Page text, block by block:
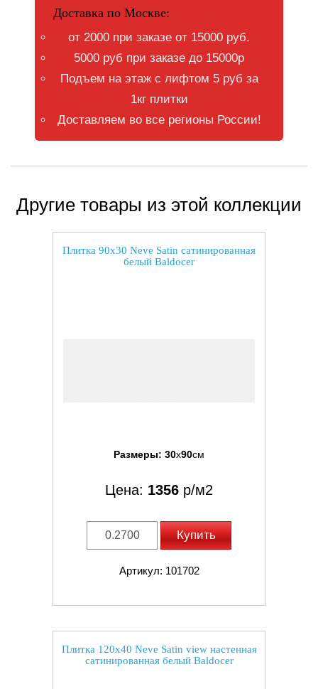
Доставка по Москве:
от 2000 при заказе от 15000 руб.
5000 руб при заказе до 15000р
Подъем на этаж с лифтом 5 руб за
1кг плитки
Доставляем во все регионы России!
Другие товары из этой коллекции
Плитка 90x30 Neve Satin сатинированная
белый Baldocer
Размеры: 30x90см
Цена: 1356 р/м2
Купить
Артикул: 101702
Плитка 120x40 Neve Satin view настенная
сатинированная белый Baldocer